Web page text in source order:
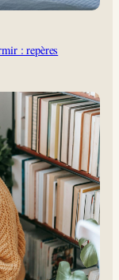
: repères